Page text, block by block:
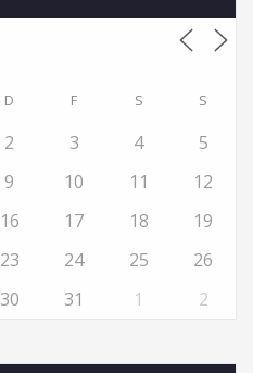
D F S S
2 3 4
5
9 10 11
12
16 17 18
19
23 24 25
26
30 31 1 2